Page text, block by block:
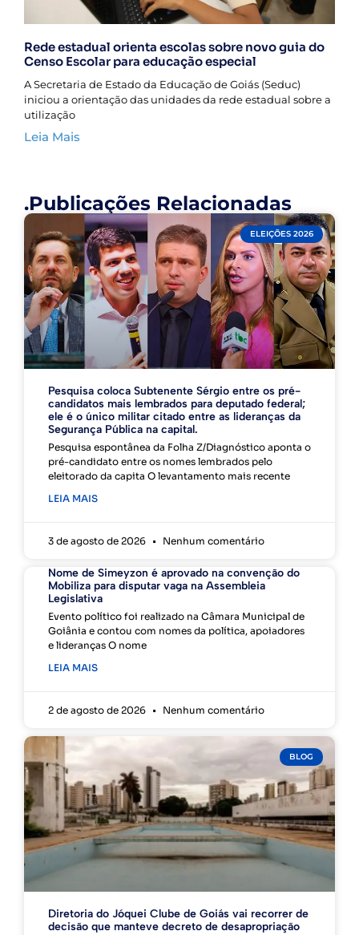
Rede estadual orienta escolas sobre novo guia do
Censo Escolar para educação especial
A Secretaria de Estado da Educação de Goiás (Seduc)
iniciou a orientação das unidades da rede estadual sobre a
utilização
Leia Mais
.Publicações Relacionadas
ELEIÇÕES 2026
Pesquisa coloca Subtenente Sérgio entre os pré-
candidatos mais lembrados para deputado federal;
ele é o único militar citado entre as lideranças da
Segurança Pública na capital.
Pesquisa espontânea da Folha Z/Diagnóstico aponta o
pré-candidato entre os nomes lembrados pelo
eleitorado da capita O levantamento mais recente
LEIA MAIS
3 de agosto de 2026 Nenhum comentário
Nome de Simeyzon é aprovado na convenção do
Mobiliza para disputar vaga na Assembleia
Legislativa
Evento político foi realizado na Câmara Municipal de
Goiânia e contou com nomes da política, apoiadores
e lideranças O nome
LEIA MAIS
2 de agosto de 2026 Nenhum comentário
BLOG
Diretoria do Jóquei Clube de Goiás vai recorrer de
decisão que manteve decreto de desapropriação